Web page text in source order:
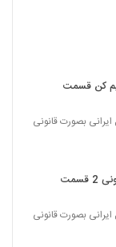
کن قسمت
ایرانی بصورت قانونی
دانلود سریال مهمونی 2 قسمت
ایرانی بصورت قانونی